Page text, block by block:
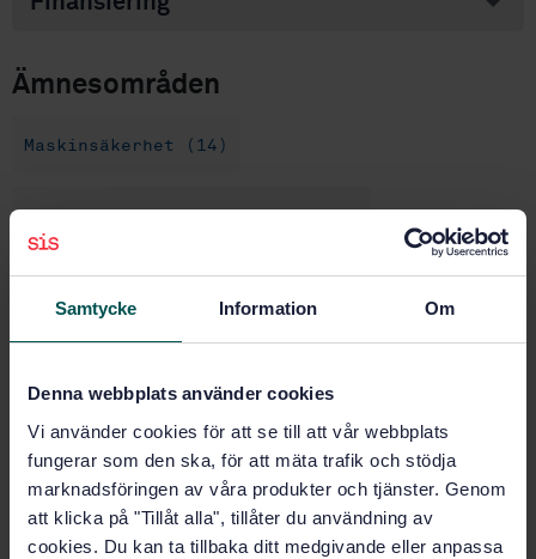
Samtycke Information Om
Denna webbplats använder cookies
Vi använder cookies för att se till att vår webbplats
fungerar som den ska, för att mäta trafik och stödja
marknadsföringen av våra produkter och tjänster. Genom
att klicka på "Tillåt alla", tillåter du användning av
cookies. Du kan ta tillbaka ditt medgivande eller anpassa
Ämnesområden
Maskinsäkerhet (14)
Hissar, rulltrappor och
rullramper (14.180)
Intresseanmälan
Jag vill gärna veta mer om kommitténs arbete.
Gör en intresseanmälan
För dig som är kommittédeltagare